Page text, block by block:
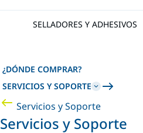
SELLADORES Y ADHESIVOS
¿DÓNDE COMPRAR?
SERVICIOS Y SOPORTE
Servicios y Soporte
Servicios y Soporte